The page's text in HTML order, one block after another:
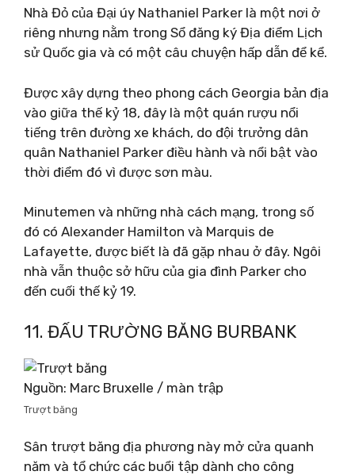
Nhà Đỏ của Đại úy Nathaniel Parker là một nơi ở
riêng nhưng nằm trong Sổ đăng ký Địa điểm Lịch
sử Quốc gia và có một câu chuyện hấp dẫn để kể.
Được xây dựng theo phong cách Georgia bản địa
vào giữa thế kỷ 18, đây là một quán rượu nổi
tiếng trên đường xe khách, do đội trưởng dân
quân Nathaniel Parker điều hành và nổi bật vào
thời điểm đó vì được sơn màu.
Minutemen và những nhà cách mạng, trong số
đó có Alexander Hamilton và Marquis de
Lafayette, được biết là đã gặp nhau ở đây. Ngôi
nhà vẫn thuộc sở hữu của gia đình Parker cho
đến cuối thế kỷ 19.
11. ĐẤU TRƯỜNG BĂNG BURBANK
Nguồn: Marc Bruxelle / màn trập
Trượt băng
Sân trượt băng địa phương này mở cửa quanh
năm và tổ chức các buổi tập dành cho công